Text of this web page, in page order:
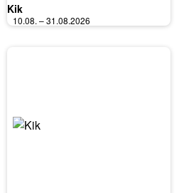
Kik
10.08. – 31.08.2026